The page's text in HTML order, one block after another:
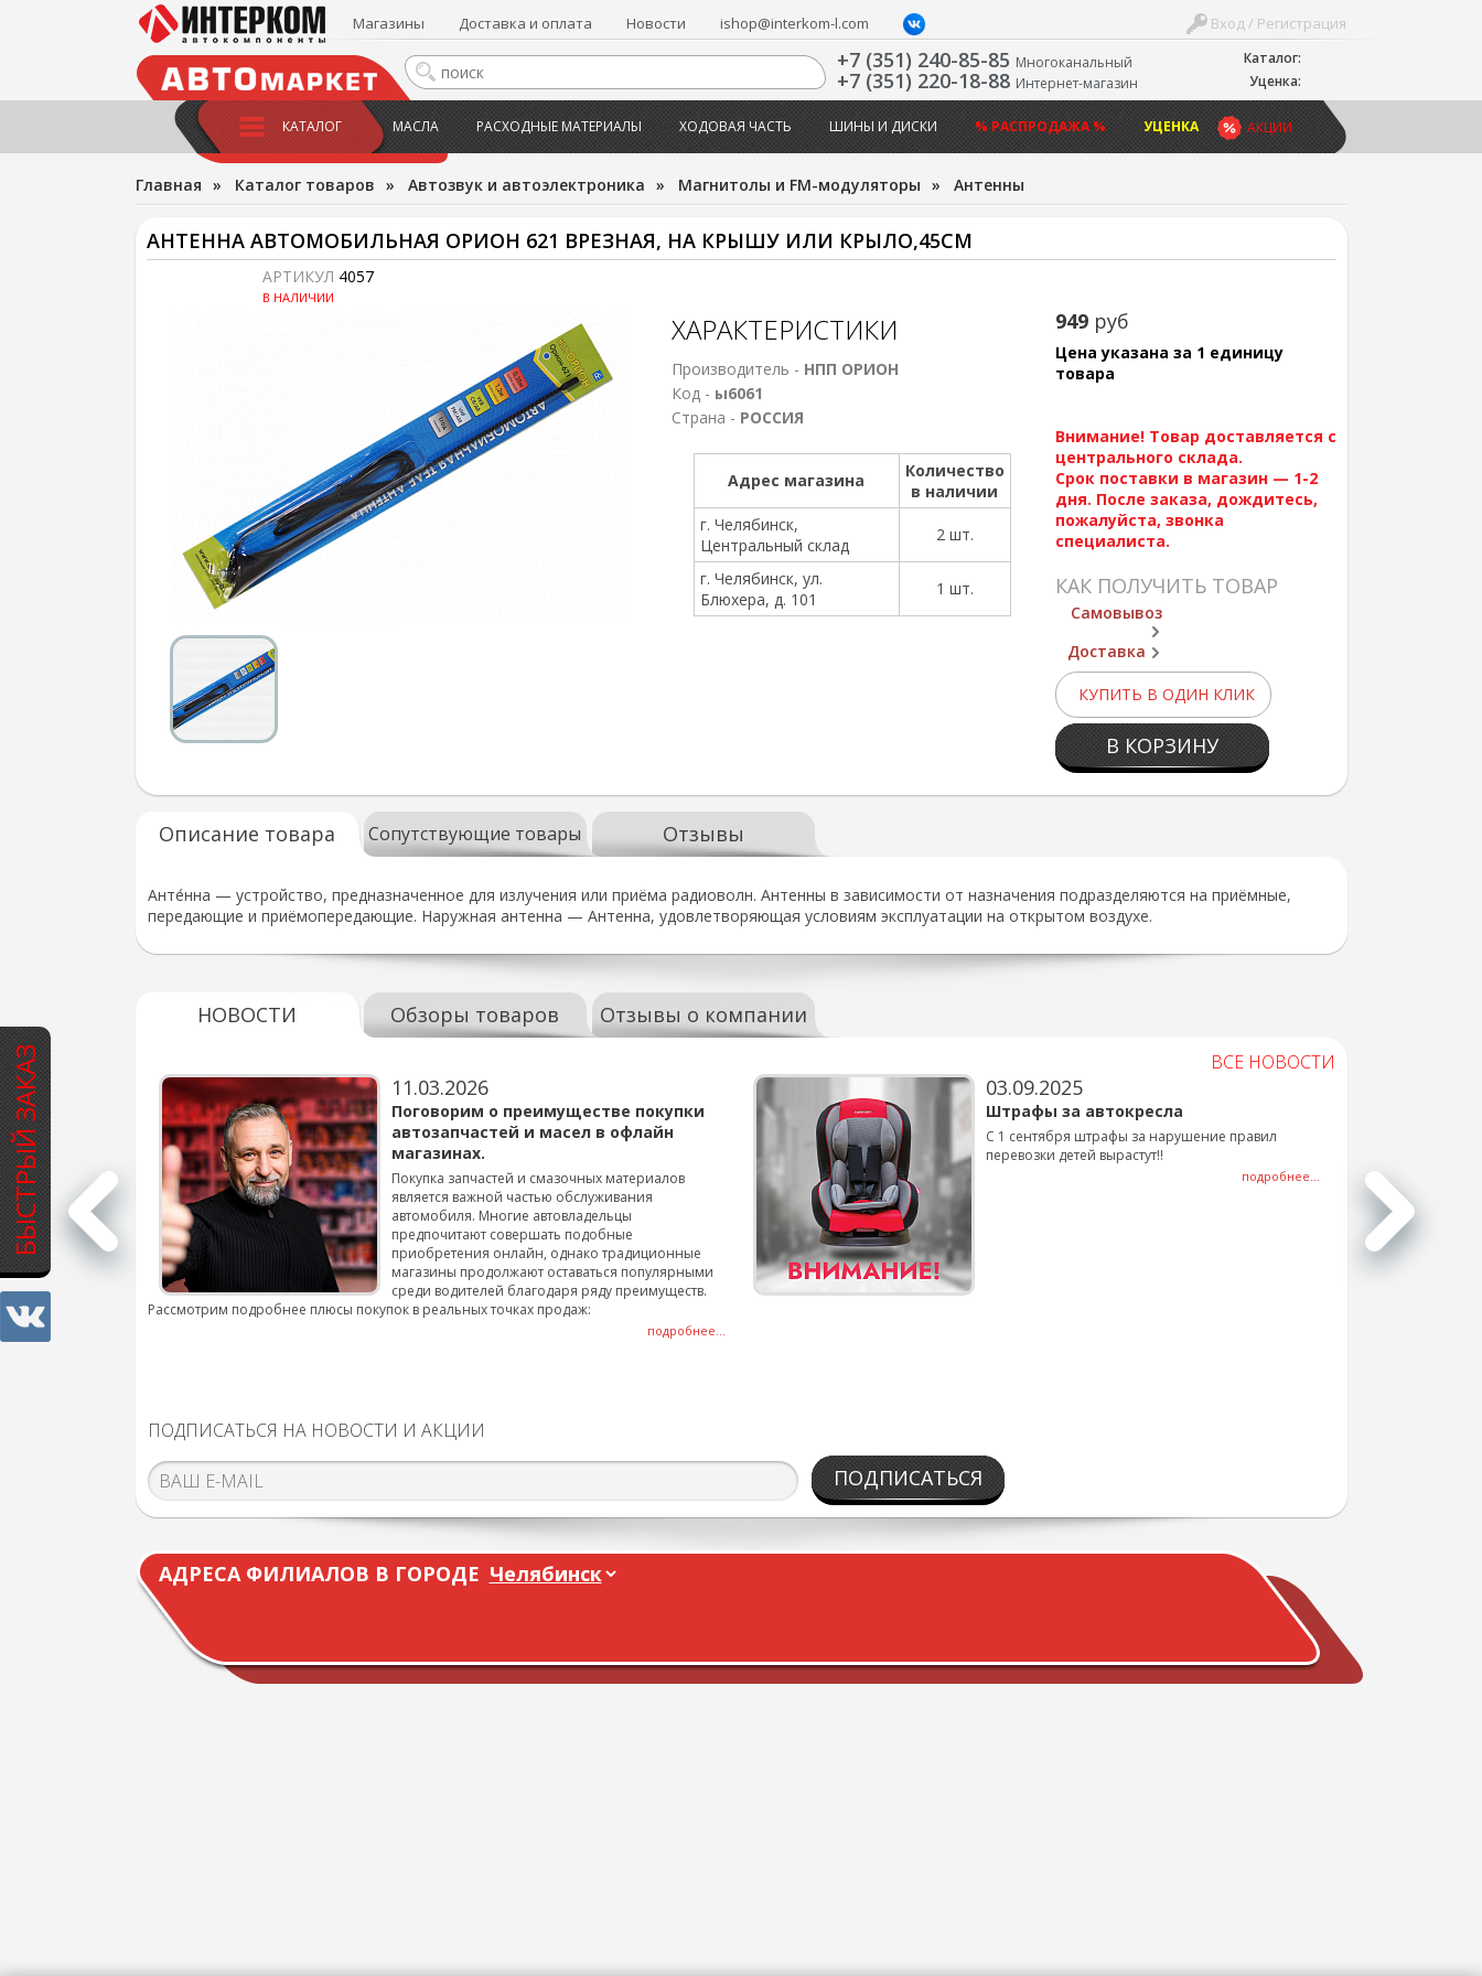
БЫСТРЫЙ ЗАКАЗ
Каталог:
Уценка:
Вход / Регистрация
Магазины Доставка и оплата Новости ishop@interkom-l.com
+7 (351) 240-85-85 Многоканальный
+7 (351) 220-18-88 Интернет-магазин
АКЦИИ
КАТАЛОГ МАСЛА РАСХОДНЫЕ МАТЕРИАЛЫ ХОДОВАЯ ЧАСТЬ ШИНЫ И ДИСКИ % РАСПРОДАЖА % УЦЕНКА
Главная » Каталог товаров » Автозвук и автоэлектроника » Магнитолы и FM-модуляторы » Антенны
АНТЕННА АВТОМОБИЛЬНАЯ ОРИОН 621 ВРЕЗНАЯ, НА КРЫШУ ИЛИ КРЫЛО,45СМ
АРТИКУЛ 4057
В НАЛИЧИИ
949 руб
Цена указана за 1 единицу
товара
Внимание! Товар доставляется с
центрального склада.
Срок поставки в магазин — 1-2
дня. После заказа, дождитесь,
пожалуйста, звонка
специалиста.
КАК ПОЛУЧИТЬ ТОВАР
Самовывоз
Доставка
КУПИТЬ В ОДИН КЛИК
В КОРЗИНУ
ХАРАКТЕРИСТИКИ
Производитель - НПП ОРИОН
Код - ы6061
Страна - РОССИЯ
Адрес магазина
Количество
в наличии
г. Челябинск,
Центральный склад
2 шт.
г. Челябинск, ул.
Блюхера, д. 101
1 шт.
Описание товара Сопутствующие товары Отзывы
Анте́нна — устройство, предназначенное для излучения или приёма радиоволн. Антенны в зависимости от назначения подразделяются на приёмные,
передающие и приёмопередающие. Наружная антенна — Антенна, удовлетворяющая условиям эксплуатации на открытом воздухе.
НОВОСТИ Обзоры товаров Отзывы о компании
ВСЕ НОВОСТИ
для
смены шин на
подробнее...
11.03.2026
Поговорим о преимуществе покупки
автозапчастей и масел в офлайн
магазинах.
Покупка запчастей и смазочных материалов
является важной частью обслуживания
автомобиля. Многие автовладельцы
предпочитают совершать подобные
приобретения онлайн, однако традиционные
магазины продолжают оставаться популярными
среди водителей благодаря ряду преимуществ.
Рассмотрим подробнее плюсы покупок в реальных точках продаж:
подробнее...
03.09.2025
Штрафы за автокресла
С 1 сентября штрафы за нарушение правил
перевозки детей вырастут!!
подробнее...
ПОДПИСАТЬСЯ НА НОВОСТИ И АКЦИИ
ПОДПИСАТЬСЯ
АДРЕСА ФИЛИАЛОВ В ГОРОДЕ